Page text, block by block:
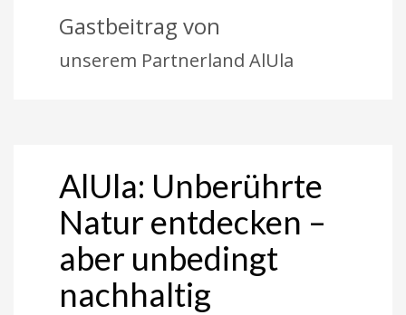
Gastbeitrag von
unserem Partnerland AlUla
AlUla: Unberührte
Natur entdecken –
aber unbedingt
nachhaltig